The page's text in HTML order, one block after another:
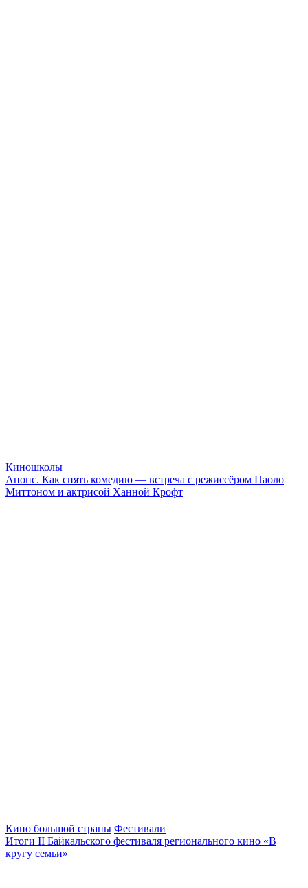
Киношколы
Анонс. Как снять комедию — встреча с режиссёром Паоло
Миттоном и актрисой Ханной Крофт
Кино большой страны Фестивали
Итоги II Байкальского фестиваля регионального кино «В
кругу семьи»